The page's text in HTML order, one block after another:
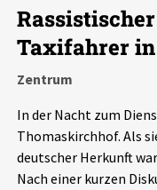
Chronik
Leipziger Zustände
Taxifahrer
Zentrum
In der Nacht zum
Thomaskirchhof. Als
deutscher Herkunft
Nach einer kurzen
Ereignisse
Ereignisse